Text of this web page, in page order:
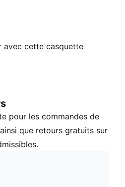
avec cette casquette
la marque en toute
pour les commandes de
que retours gratuits sur